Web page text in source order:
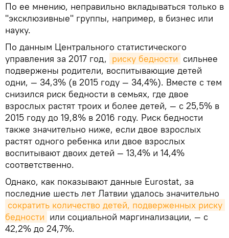
По ее мнению, неправильно вкладываться только в
"эксклюзивные" группы, например, в бизнес или
науку.
По данным Центрального статистического
управления за 2017 год, риску бедности сильнее
подвержены родители, воспитывающие детей
одни, — 34,3% (в 2015 году — 34,4%). Вместе с тем
снизился риск бедности в семьях, где двое
взрослых растят троих и более детей, — с 25,5% в
2015 году до 19,8% в 2016 году. Риск бедности
также значительно ниже, если двое взрослых
растят одного ребенка или двое взрослых
воспитывают двоих детей — 13,4% и 14,4%
соответственно.
Однако, как показывают данные Eurostat, за
последние шесть лет Латвии удалось значительно
сократить количество детей, подверженных риску
бедности или социальной маргинализации, — с
42,2% до 24,7%.